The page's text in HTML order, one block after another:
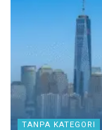
TANPA KATEGORI